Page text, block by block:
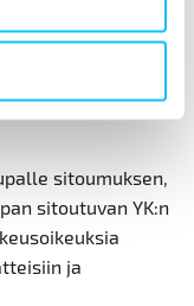
yksin, vaan
sitoumuksen,
sitoutuvan YK:n
ja